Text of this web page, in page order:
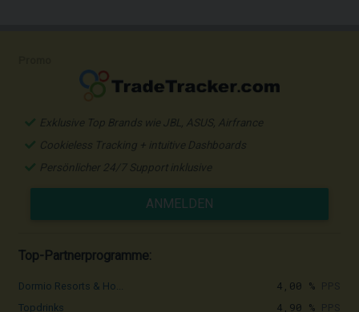
Exklusive Top Brands wie JBL, ASUS, Airfrance
Cookieless Tracking + intuitive Dashboards
Persönlicher 24/7 Support inklusive
ANMELDEN
Top-Partnerprogramme:
Dormio Resorts & Ho... 4,00 %
Topdrinks 4,90 %